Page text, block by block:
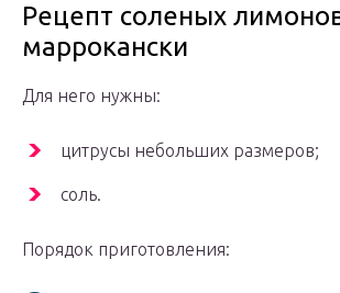
Рецепт соленых
маррокански
Для него нужны:
цитрусы небольших размеров;
соль.
Порядок приготовления: